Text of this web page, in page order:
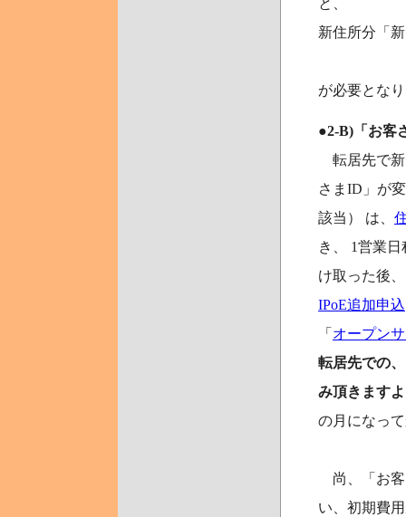
と、
新住所分「
が必要とな
●2-B)「お客
転居先で新
さまID」が
該当） は、
き、 1営業
け取った後、
IPoE追加申込
「 オープン
転居先での
み頂きます
の月になっ
尚、「お客
い、初期費